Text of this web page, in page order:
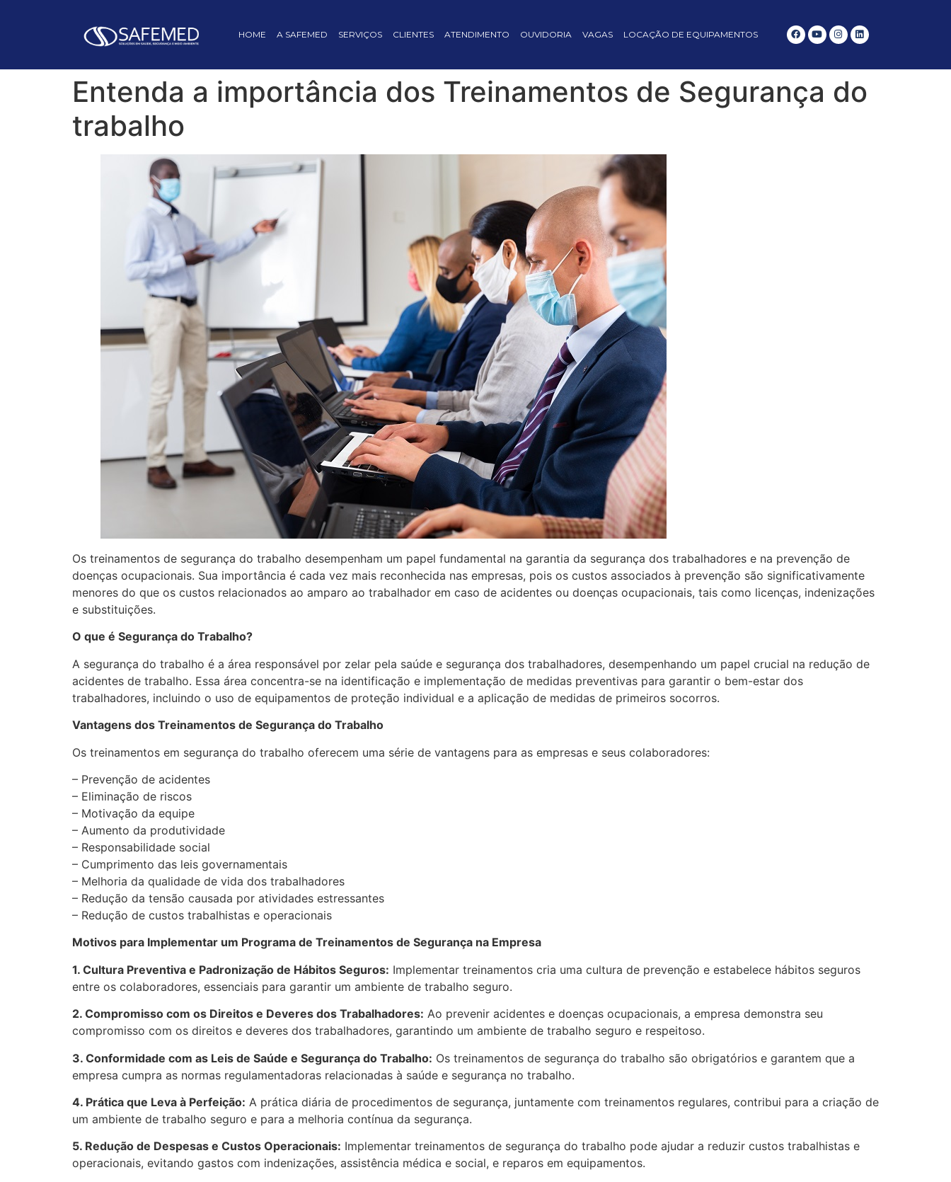
HOME A SAFEMED SERVIÇOS CLIENTES ATENDIMENTO OUVIDORIA VAGAS LOCAÇÃO DE EQUIPAMENTOS
Entenda a importância dos Treinamentos de Segurança do
trabalho
Os treinamentos de segurança do trabalho desempenham um papel fundamental na garantia da segurança dos trabalhadores e na prevenção de
doenças ocupacionais. Sua importância é cada vez mais reconhecida nas empresas, pois os custos associados à prevenção são significativamente
menores do que os custos relacionados ao amparo ao trabalhador em caso de acidentes ou doenças ocupacionais, tais como licenças, indenizações
e substituições.
O que é Segurança do Trabalho?
A segurança do trabalho é a área responsável por zelar pela saúde e segurança dos trabalhadores, desempenhando um papel crucial na redução de
acidentes de trabalho. Essa área concentra-se na identificação e implementação de medidas preventivas para garantir o bem-estar dos
trabalhadores, incluindo o uso de equipamentos de proteção individual e a aplicação de medidas de primeiros socorros.
Vantagens dos Treinamentos de Segurança do Trabalho
Os treinamentos em segurança do trabalho oferecem uma série de vantagens para as empresas e seus colaboradores:
– Prevenção de acidentes
– Eliminação de riscos
– Motivação da equipe
– Aumento da produtividade
– Responsabilidade social
– Cumprimento das leis governamentais
– Melhoria da qualidade de vida dos trabalhadores
– Redução da tensão causada por atividades estressantes
– Redução de custos trabalhistas e operacionais
Motivos para Implementar um Programa de Treinamentos de Segurança na Empresa
1. Cultura Preventiva e Padronização de Hábitos Seguros: Implementar treinamentos cria uma cultura de prevenção e estabelece hábitos seguros
entre os colaboradores, essenciais para garantir um ambiente de trabalho seguro.
2. Compromisso com os Direitos e Deveres dos Trabalhadores: Ao prevenir acidentes e doenças ocupacionais, a empresa demonstra seu
compromisso com os direitos e deveres dos trabalhadores, garantindo um ambiente de trabalho seguro e respeitoso.
3. Conformidade com as Leis de Saúde e Segurança do Trabalho: Os treinamentos de segurança do trabalho são obrigatórios e garantem que a
empresa cumpra as normas regulamentadoras relacionadas à saúde e segurança no trabalho.
4. Prática que Leva à Perfeição: A prática diária de procedimentos de segurança, juntamente com treinamentos regulares, contribui para a criação de
um ambiente de trabalho seguro e para a melhoria contínua da segurança.
5. Redução de Despesas e Custos Operacionais: Implementar treinamentos de segurança do trabalho pode ajudar a reduzir custos trabalhistas e
operacionais, evitando gastos com indenizações, assistência médica e social, e reparos em equipamentos.